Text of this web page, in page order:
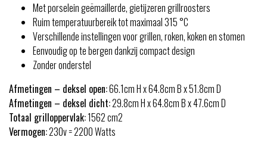
Met porselein geëmaillerde, gietijzeren grillroosters
Ruim temperatuurbereik tot maximaal 315 °C
Verschillende instellingen voor grillen, roken, koken en stomen
Eenvoudig op te bergen dankzij compact design
Zonder onderstel
Afmetingen – deksel open:66.1cm H x 64.8cm B x 51.8cm D
Afmetingen – deksel dicht:29.8cm H x 64.8cm B x 47.6cm D
Totaal grilloppervlak:1562 cm2
Vermogen:230v = 2200 Watts